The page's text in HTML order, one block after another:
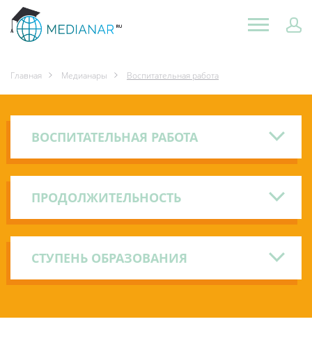
Главная Медианары Воспитательная работа
ВОСПИТАТЕЛЬНАЯ РАБОТА
ПРОДОЛЖИТЕЛЬНОСТЬ
СТУПЕНЬ ОБРАЗОВАНИЯ